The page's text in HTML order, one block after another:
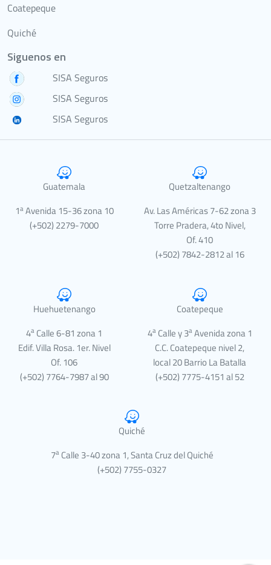
Coatepeque
Quiché
Siguenos en
SISA Seguros
SISA Seguros
SISA Seguros
Guatemala
1aAvenida 15-36 zona 10
(+502) 2279-7000
Quetzaltenango
Av. Las Américas 7-62 zona 3
Torre Pradera, 4to Nivel,
Of. 410
(+502) 7842-2812 al 16
Huehuetenango
4a Calle 6-81 zona 1
Edif. Villa Rosa. 1er. Nivel
Of. 106
(+502) 7764-7987 al 90
Coatepeque
4aCalle y 3aAvenida zona 1
C.C. Coatepeque nivel 2,
local 20 Barrio La Batalla
(+502) 7775-4151 al 52
Quiché
7aCalle 3-40 zona 1, Santa Cruz del Quiché
(+502) 7755-0327